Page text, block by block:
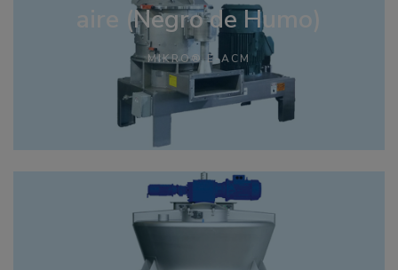
aire (Negro de Humo)
MIKRO® E-ACM